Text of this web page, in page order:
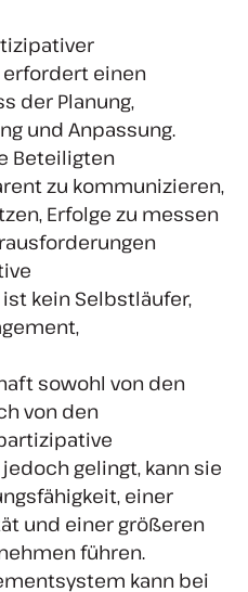
einen
der Planung,
und Anpassung.
Beteiligten
zu kommunizieren,
Erfolge zu messen
kein Selbstläufer,
sowohl von den
von den
gelingt, kann sie
einer
und einer größeren
führen.
kann bei